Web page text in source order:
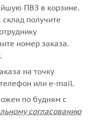
ПВЗ в корзине.
получите
номер заказа.
на точку
или e-mail.
по будням с
согласованию